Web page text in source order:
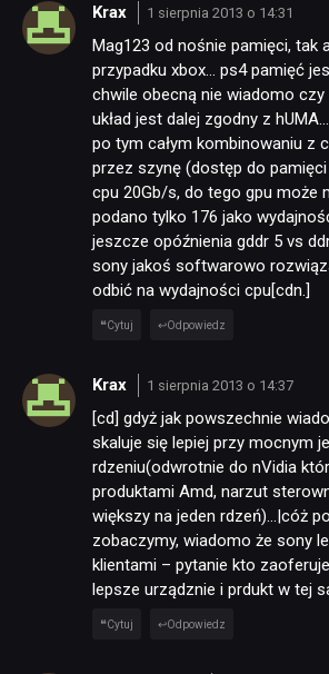
NEWSY
RECENZJE
PUBLICYSTYKA
KULTURA
Krax 1 sierpnia 2013 o 14:31
Mag123 od nośnie pamięci, tak
przypadku xbox… ps4 pamięć
chwile obecną nie wiadomo
układ jest dalej zgodny z
po tym całym kombinowaniu z
przez szynę (dostęp do
cpu 20Gb/s, do tego gpu może
podano tylko 176 jako
jeszcze opóźnienia gddr 5 vs
sony jakoś softwarowo
odbić na wydajności cpu[cdn.]
Cytuj Odpowiedz
Krax 1 sierpnia 2013 o 14:37
[cd] gdyż jak powszechnie
skaluje się lepiej przy mocnym
rdzeniu(odwrotnie do nVidia
produktami Amd, narzut
większy na jeden rdzeń)…|cóż
zobaczymy, wiadomo że sony
klientami – pytanie kto
lepsze urządznie i prdukt w tej
Cytuj Odpowiedz